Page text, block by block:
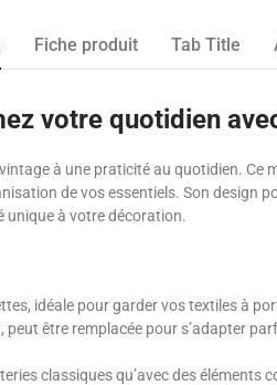
Fiche produit Tab Title
votre quotidien
à une praticité au quotidien.
de vos essentiels. Son design
unique à votre décoration.
idéale pour garder vos textiles à
peut être remplacée pour s’adapter
classiques qu’avec des